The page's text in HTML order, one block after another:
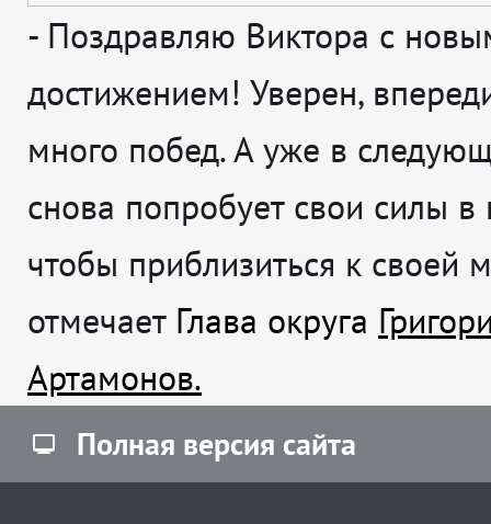
- Поздравляю Виктора с
достижением! Уверен,
много побед. А уже в
снова попробует свои силы в
чтобы приблизиться к своей
отмечает Глава округа
Артамонов.
Полная версия сайта